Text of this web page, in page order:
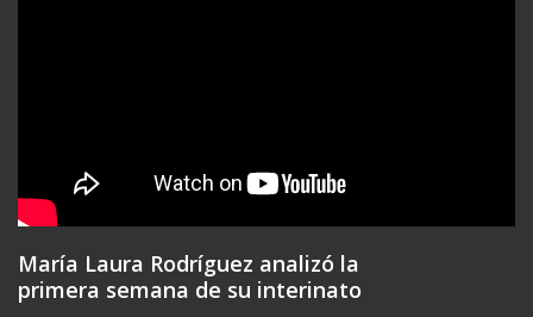
María Laura Rodríguez analizó la
primera semana de su interinato